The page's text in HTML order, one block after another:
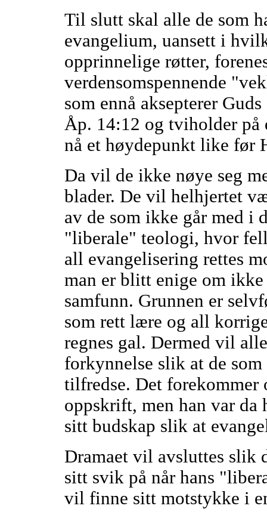
Til slutt skal alle de som
evangelium, uansett i
opprinnelige røtter,
verdensomspennende
som ennå aksepterer
Åp. 14:12 og tviholder på
nå et høydepunkt like før
Da vil de ikke nøye seg
blader. De vil helhjertet
av de som ikke går med i
"liberale" teologi, hvor
all evangelisering rettes
man er blitt enige om
samfunn. Grunnen er
som rett lære og all
regnes gal. Dermed vil
forkynnelse slik at de
tilfredse. Det forekommer
oppskrift, men han var da
sitt budskap slik at
Dramaet vil avsluttes slik
sitt svik på når hans
vil finne sitt motstykke i